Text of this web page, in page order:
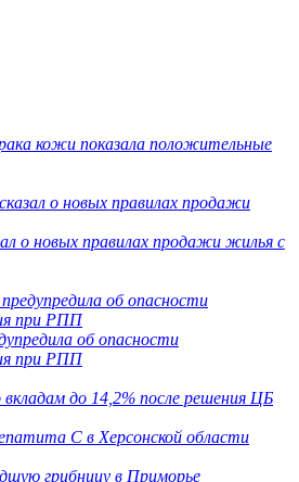
кожи показала положительные
о новых правилах продажи жилья с
об опасности
при РПП
до 14,2% после решения ЦБ
C в Херсонской области
грибницу в Приморье